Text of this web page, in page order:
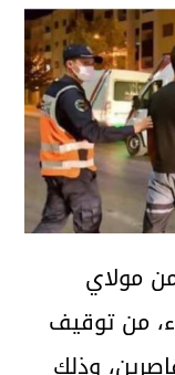
مولاي
من توقيف
وذلك